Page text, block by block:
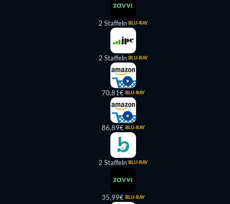
2 Staffeln BLU-RAY
2 Staffeln BLU-RAY
70,81€ BLU-RAY
86,89€ BLU-RAY
2 Staffeln BLU-RAY
35,99€ BLU-RAY